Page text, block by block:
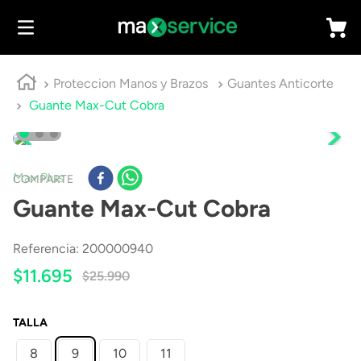
Proteccion Manos y Brazos
Guantes Anticorte
Guante Max-Cut Cobra
COMPARTE
Max Plus
Guante Max-Cut Cobra
Referencia: 200000940
$11.695 $25.990
TALLA
8 9 10 11